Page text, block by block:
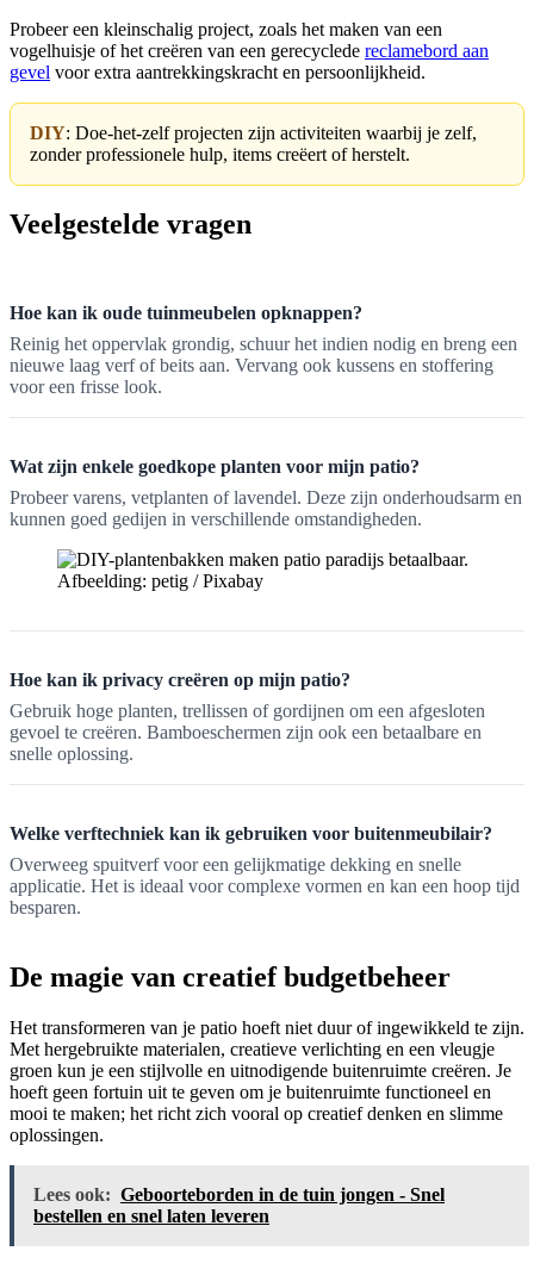
Probeer een kleinschalig project, zoals het maken van een
vogelhuisje of het creëren van een gerecyclede reclamebord aan
gevel voor extra aantrekkingskracht en persoonlijkheid.
DIY: Doe-het-zelf projecten zijn activiteiten waarbij je zelf,
zonder professionele hulp, items creëert of herstelt.
Veelgestelde vragen
Hoe kan ik oude tuinmeubelen opknappen?
Reinig het oppervlak grondig, schuur het indien nodig en breng een
nieuwe laag verf of beits aan. Vervang ook kussens en stoffering
voor een frisse look.
Wat zijn enkele goedkope planten voor mijn patio?
Probeer varens, vetplanten of lavendel. Deze zijn onderhoudsarm en
kunnen goed gedijen in verschillende omstandigheden.
Afbeelding: petig / Pixabay
Hoe kan ik privacy creëren op mijn patio?
Gebruik hoge planten, trellissen of gordijnen om een afgesloten
gevoel te creëren. Bamboeschermen zijn ook een betaalbare en
snelle oplossing.
Welke verftechniek kan ik gebruiken voor buitenmeubilair?
Overweeg spuitverf voor een gelijkmatige dekking en snelle
applicatie. Het is ideaal voor complexe vormen en kan een hoop tijd
besparen.
De magie van creatief budgetbeheer
Het transformeren van je patio hoeft niet duur of ingewikkeld te zijn.
Met hergebruikte materialen, creatieve verlichting en een vleugje
groen kun je een stijlvolle en uitnodigende buitenruimte creëren. Je
hoeft geen fortuin uit te geven om je buitenruimte functioneel en
mooi te maken; het richt zich vooral op creatief denken en slimme
oplossingen.
Lees ook: Geboorteborden in de tuin jongen - Snel
bestellen en snel laten leveren